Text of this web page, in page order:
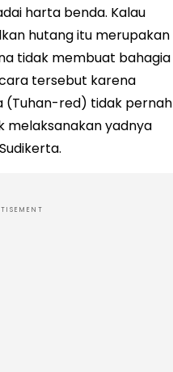
harta benda. Kalau
hutang itu merupakan
tidak membuat bahagia
tersebut karena
(Tuhan-red) tidak pernah
melaksanakan yadnya